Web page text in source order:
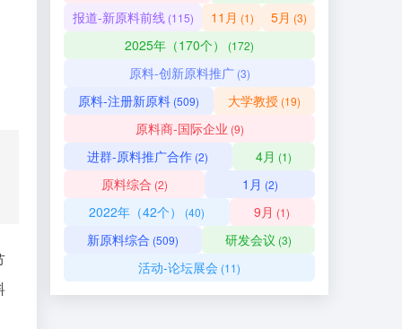
报道-新原料前线(115) 11月 (1) 5月 (3)
2025年（170个） (172)
原料-创新原料推广(3)
原料-注册新原料 (509) 大学教授 (19)
原料商-国际企业 (9)
进群-原料推广合作 (2) 4月 (1)
原料综合 (2) 1月 (2)
2022年（42个） (40) 9月 (1)
新原料综合 (509) 研发会议 (3)
活动-论坛展会 (11)